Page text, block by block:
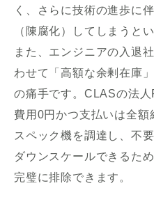
く、さらに技術の進歩に
（陳腐化）してしまうと
また、エンジニアの入退
わせて「高額な余剰在庫
の痛手です。CLASの法
費用0円かつ支払いは全額
スペック機を調達し、不
ダウンスケールできるた
完璧に排除できます。